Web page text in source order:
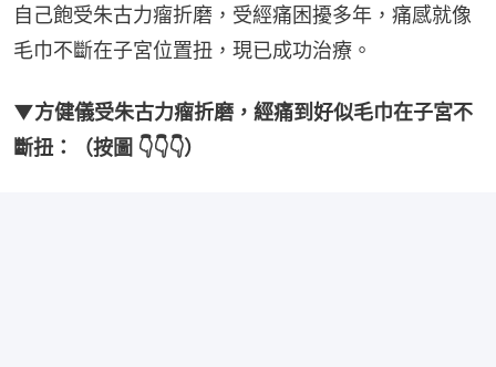
自己飽受朱古力瘤折磨，受經痛困擾多年，痛感就像
毛巾不斷在子宮位置扭，現已成功治療。
▼方健儀受朱古力瘤折磨，經痛到好似毛巾在子宮不
斷扭：（按圖 👇👇👇）